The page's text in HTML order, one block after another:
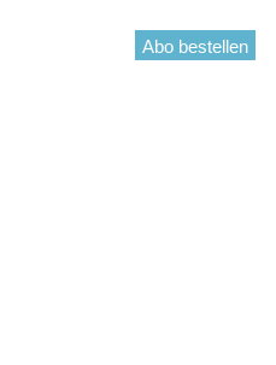
Abo bestellen